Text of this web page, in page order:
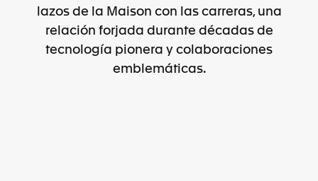
lazos de la Maison con las carreras, una
relación forjada durante décadas de
tecnología pionera y colaboraciones
emblemáticas.